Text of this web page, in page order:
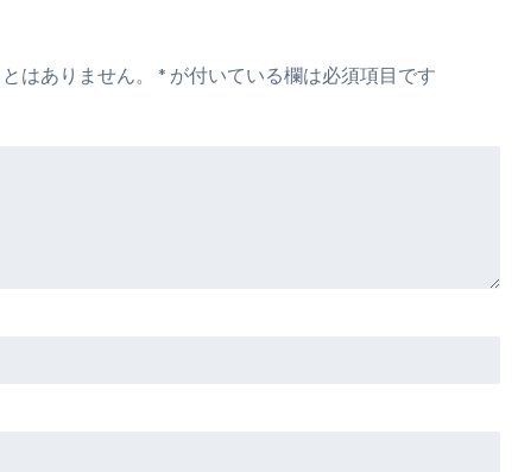
はありません。 * が付いている欄は必須項目です